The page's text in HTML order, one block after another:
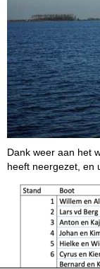
Dank weer aan het
heeft neergezet, en